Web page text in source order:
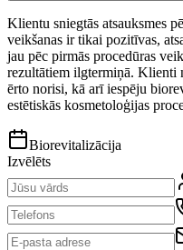
Klientu sniegtās atsauksmes
veikšanas ir tikai pozitīvas,
jau pēc pirmās procedūras
rezultātiem ilgtermiņā. Klienti
ērto norisi, kā arī iespēju
estētiskās kosmetoloģijas
Biorevitalizācija
Izvēlēts